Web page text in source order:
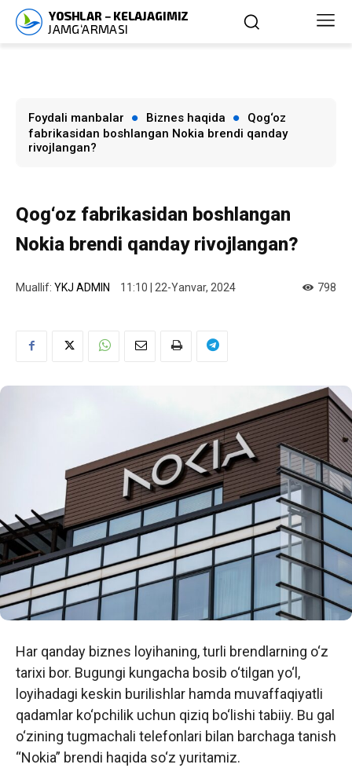
Foydali manbalar Biznes haqida
Qog‘oz
fabrikasidan boshlangan Nokia brendi qanday
rivojlangan?
Qog‘oz fabrikasidan boshlangan
Nokia brendi qanday rivojlangan?
Muallif: YKJ ADMIN 11:10 | 22-Yanvar, 2024 798
Har qanday biznes loyihaning, turli brendlarning o‘z
tarixi bor. Bugungi kungacha bosib o‘tilgan yo‘l,
loyihadagi keskin burilishlar hamda muvaffaqiyatli
qadamlar ko‘pchilik uchun qiziq bo‘lishi tabiiy. Bu gal
o‘zining tugmachali telefonlari bilan barchaga tanish
“Nokia” brendi haqida so‘z yuritamiz.